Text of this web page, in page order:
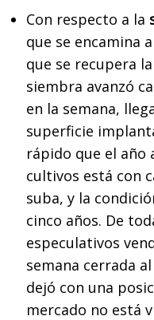
Con respecto a la
que se encamina
que se recupera
siembra avanzó
en la semana,
superficie
rápido que el año
cultivos está con
suba, y la
cinco años. De
especulativos
semana cerrada
dejó con una
mercado no está